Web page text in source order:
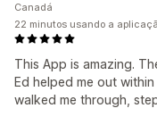
This App is amazing.
Ed helped me out
walked me through,
Canadá
22 minutos usando a